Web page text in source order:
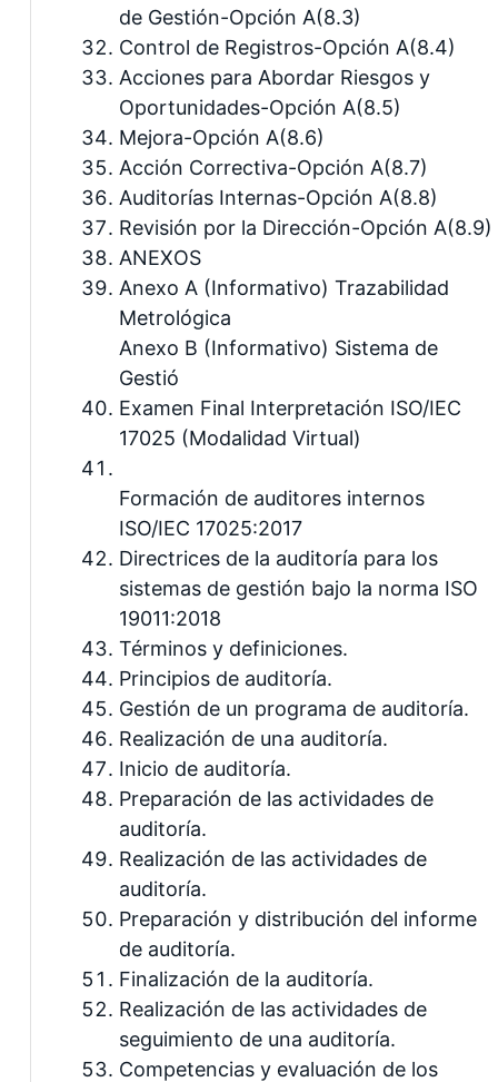
de Gestión-Opción A(8.3)
Control de Registros-Opción A(8.4)
Acciones para Abordar Riesgos y
Oportunidades-Opción A(8.5)
Mejora-Opción A(8.6)
Acción Correctiva-Opción A(8.7)
Auditorías Internas-Opción A(8.8)
Revisión por la Dirección-Opción A(8.9)
ANEXOS
Anexo A (Informativo) Trazabilidad
Metrológica
Anexo B (Informativo) Sistema de
Gestió
Examen Final Interpretación ISO/IEC
17025 (Modalidad Virtual)
Formación de auditores internos
ISO/IEC 17025:2017
Directrices de la auditoría para los
sistemas de gestión bajo la norma ISO
19011:2018
Términos y definiciones.
Principios de auditoría.
Gestión de un programa de auditoría.
Realización de una auditoría.
Inicio de auditoría.
Preparación de las actividades de
auditoría.
Realización de las actividades de
auditoría.
Preparación y distribución del informe
de auditoría.
Finalización de la auditoría.
Realización de las actividades de
seguimiento de una auditoría.
Competencias y evaluación de los